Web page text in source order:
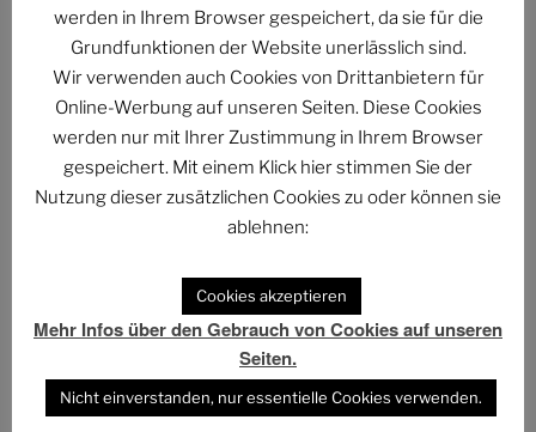
Folge uns im Fediverse
@phan.pro@phan.pro
NEUESTE ARTIKEL
werden in Ihrem Browser gespeichert, da sie für die
Grundfunktionen der Website unerlässlich sind.
Wir verwenden auch Cookies von Drittanbietern für
Online-Werbung auf unseren Seiten. Diese Cookies
werden nur mit Ihrer Zustimmung in Ihrem Browser
gespeichert. Mit einem Klick hier stimmen Sie der
Nutzung dieser zusätzlichen Cookies zu oder können sie
ablehnen:
Cookies akzeptieren
Mehr Infos über den Gebrauch von Cookies auf unseren
Seiten.
Nicht einverstanden, nur essentielle Cookies verwenden.